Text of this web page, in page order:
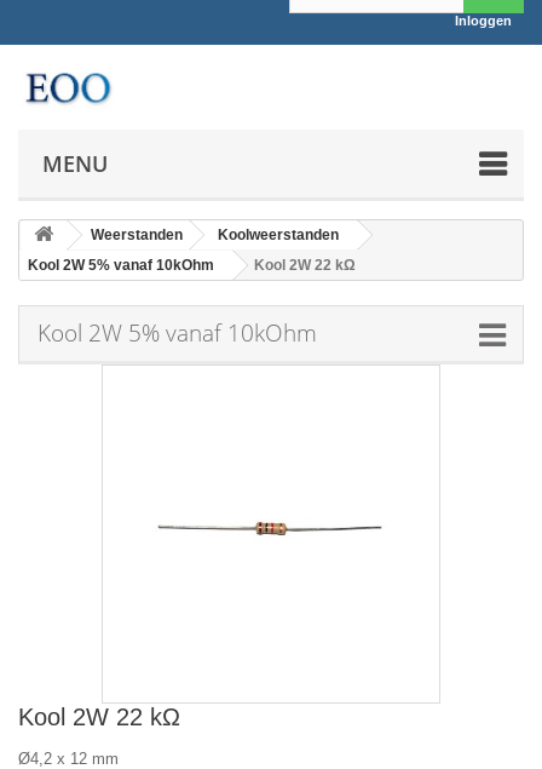
Inloggen
MENU
Weerstanden
Koolweerstanden
Kool 2W 5% vanaf 10kOhm
Kool 2W 22 kΩ
Kool 2W 5% vanaf 10kOhm
Kool 2W 22 kΩ
Ø4,2 x 12 mm